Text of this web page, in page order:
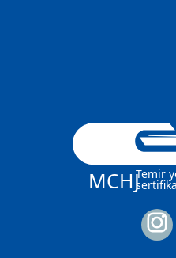
MCHJTemir